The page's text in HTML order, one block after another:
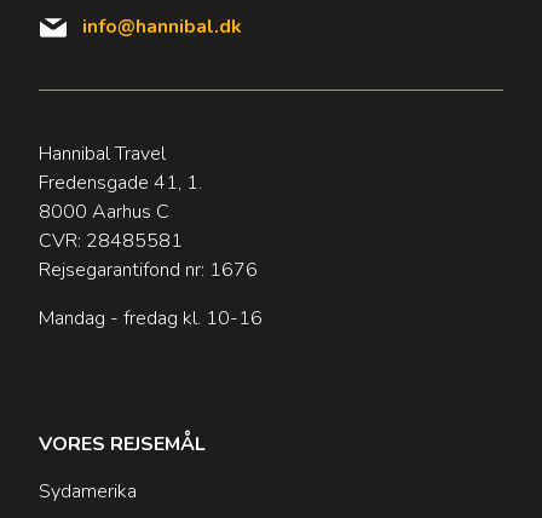
info@hannibal.dk
Hannibal Travel
Fredensgade 41, 1.
8000 Aarhus C
CVR: 28485581
Rejsegarantifond nr: 1676
Mandag - fredag kl. 10-16
VORES REJSEMÅL
Sydamerika